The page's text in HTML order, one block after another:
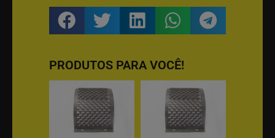
PRODUTOS PARA VOCÊ!